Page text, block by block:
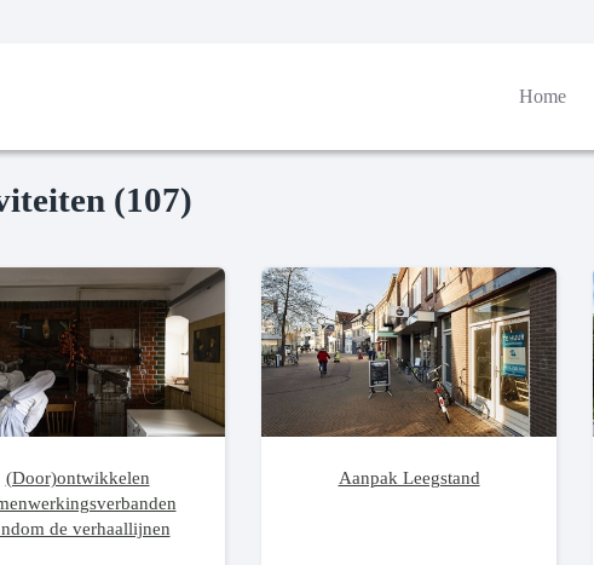
Home
(107)
(Door)ontwikkelen
de verhaallijnen
Aanpak Leegstand